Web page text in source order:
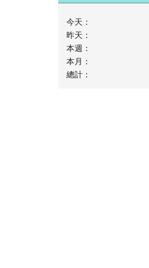
今天：
昨天：
本週：
本月：
總計：